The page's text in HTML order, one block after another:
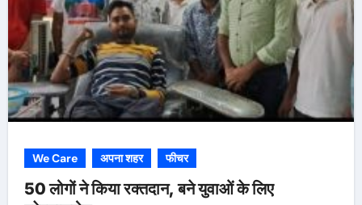
We Care अपना शहर फीचर
50 लोगों ने किया रक्तदान, बने युवाओं के लिए